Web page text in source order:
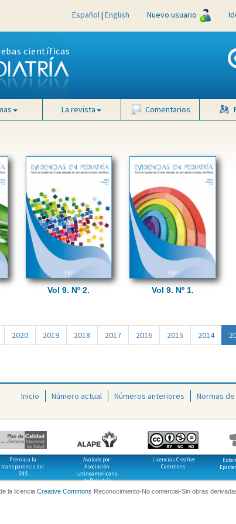
Español| English Nuevo usuario
científicas
La revista Comentarios
Vol 9. Nº 2. Vol 9. Nº 1.
2020 2019 2018 2017 2016 2015 2014
Inicio Número actual Números anteriores Normas
Premio a la
transparencia del
SNS
Avalado por:
Asociación
Latinoamericana
de Pediatría
Licencias Creative
Commons
la licencia Creative Commons Reconocimiento-No comercial-Sin obras